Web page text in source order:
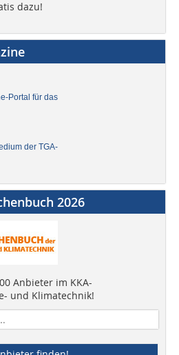
dazu!
Portal für das
der TGA-
2026
Anbieter im KKA-
und Klimatechnik!